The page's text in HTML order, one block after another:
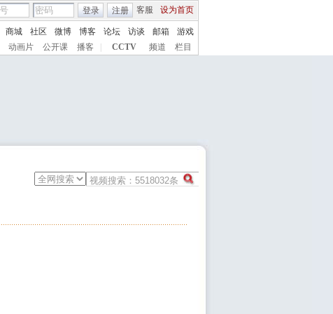
客服 设为首页
登录 注册
商城 社区 微博 博客 论坛 访谈 邮箱
游戏
动画片 公开课 播客 CCTV 频道 栏目